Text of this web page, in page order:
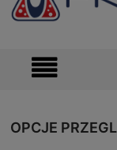
OPCJE